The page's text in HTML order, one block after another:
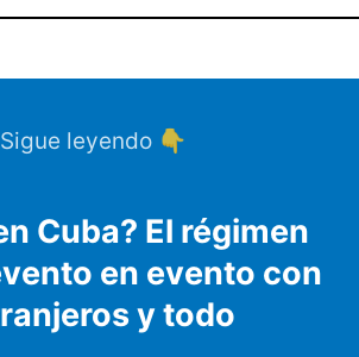
Sigue leyendo 👇